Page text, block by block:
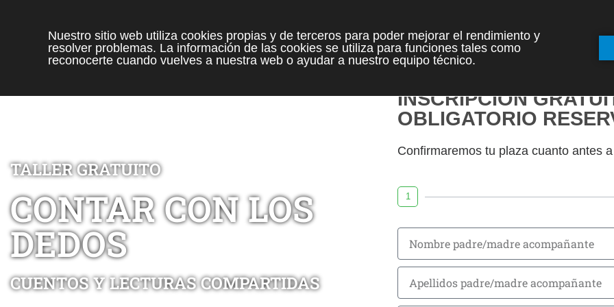
TALLER GRATUITO
CONTAR CON LOS
DEDOS
CUENTOS Y LECTURAS COMPARTIDAS
INSCRIPCIÓN
OBLIGATORIO
Confirmaremos tu plaza cuanto antes
1
Nuestro sitio web utiliza cookies propias y de terceros para poder mejorar el rendimiento y
resolver problemas. La información de las cookies se utiliza para funciones tales como
reconocerte cuando vuelves a nuestra web o ayudar a nuestro equipo técnico.